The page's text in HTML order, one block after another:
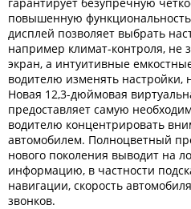
повышенную
дисплей позволяет выбрать
например климат-контроля, не
экран, а интуитивные
водителю изменять настройки,
Новая 12,3-дюймовая
предоставляет самую
водителю концентрировать
автомобилем. Полноцветный
нового поколения выводит на
информацию, в частности
навигации, скорость
звонков.